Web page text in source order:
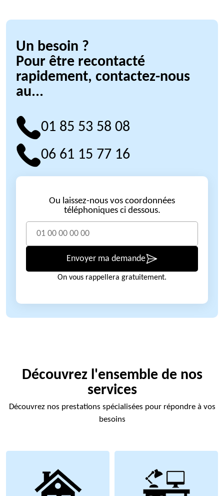
Un besoin ?
Pour être recontacté
rapidement, contactez-nous
au...
01 85 53 58 08
06 61 15 77 16
Ou laissez-nous vos coordonnées
téléphoniques ci dessous.
Envoyer ma demande
On vous rappellera gratuitement.
Découvrez l'ensemble de nos
services
Découvrez nos prestations spécialisées pour répondre à vos
besoins